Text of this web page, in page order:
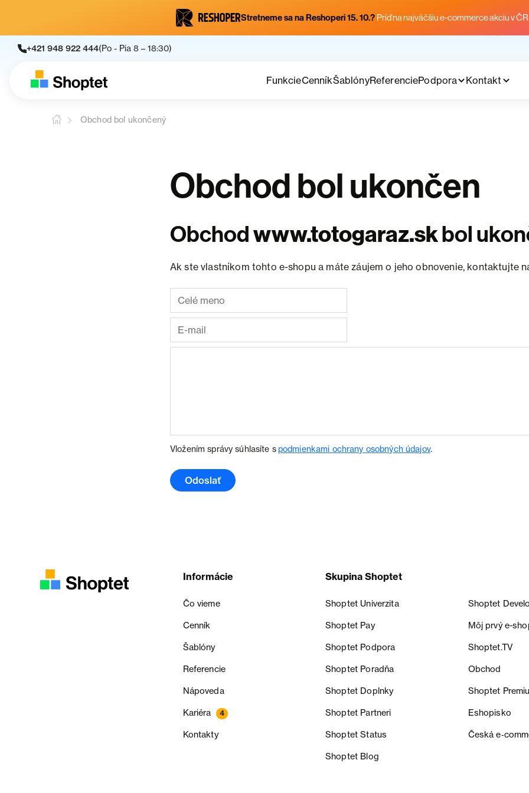
Stretneme sa na Reshoperi 15. 10.? Príď na najväčšiu e-commerce akciu v
+421 948 922 444(Po - Pia 8 – 18:30)
FunkcieCenníkŠablónyReferenciePodpora Kontakt
Obchod bol ukončený
Obchod bol ukončen
Obchodwww.totogaraz.skbol
Ak ste vlastníkom tohto e-shopu a máte záujem o jeho obnovenie, kontaktujte
Vložením správy súhlasíte spodmienkami ochrany osobných údajov.
Odoslať
Informácie
Čo vieme
Cenník
Šablóny
Referencie
Nápoveda
Kariéra 4
Kontakty
Skupina Shoptet
Shoptet Univerzita Shoptet
Shoptet Pay Môj prvý e-
Shoptet Podpora Shoptet.TV
Shoptet Poradňa Obchod
Shoptet Doplnky Shoptet
Shoptet Partneri Eshopisko
Shoptet Status Česká
Shoptet Blog